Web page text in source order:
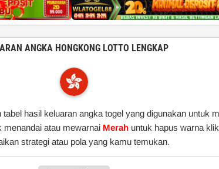
ANGKA HONGKONG LOTTO LENGKAP
tabel hasil keluaran angka togel yang digunakan untuk
menandai atau mewarnai Merah untuk hapus warna
strategi atau pola yang kamu temukan.